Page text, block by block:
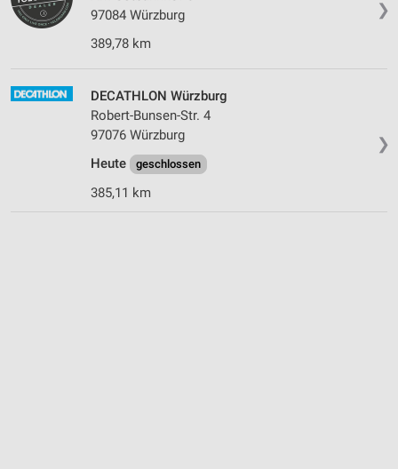
❯
97084 Würzburg
389,78 km
❯
DECATHLON Würzburg
Robert-Bunsen-Str. 4
97076 Würzburg
Heute
geschlossen
385,11 km